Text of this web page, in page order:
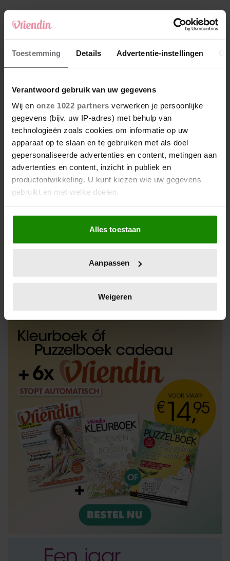
Toestemming Details Advertentie-instellingen
Verantwoord gebruik van uw gegevens
Wij en onze 1022 partners verwerken je persoonlijke
gegevens (bijv. uw IP-adres) met behulp van
technologieën zoals cookies om informatie op uw
apparaat op te slaan en te gebruiken met als doel
gepersonaliseerde advertenties en content, metingen aan
advertenties en content, inzicht in publiek en
productontwikkeling. U kunt kiezen wie uw gegevens
gebruikt en met welke doelen.
Als u het toestaat, willen we ook graag:
Informatie verzamelen over uw geografische
locatie, die tot een paar meter nauwkeurig kan zijn
scannen op specifieke eigenschappen (fingerprinting)
verwerkt en stel uw voorkeuren in het
intrekken in de Cookieverklaring.
We gebruiken cookies om content en advertenties te
personaliseren, om functies voor social media te bieden
en om ons websiteverkeer te analyseren. Ook delen we
informatie over uw gebruik van onze site met onze
partners voor social media, adverteren en analyse. Deze
partners kunnen deze gegevens combineren met andere
informatie die u aan ze heeft verstrekt of die ze hebben
verzameld op basis van uw gebruik van hun services. U
gaat akkoord met onze cookies als u onze website blijft
gebruiken.
Alles toestaan
Aanpassen
Weigeren
4 Weekhoroscoop: deze sterrenbeelden
kunnen zich op iets leuks verheugen
5 Makelaar Mandy: ‘Een bericht van de BN’er.
Een foto. Mijn lijf reageert’
Nieuw